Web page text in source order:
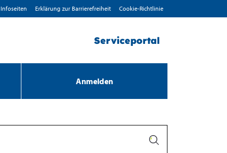
Infoseiten Erklärung zur Barrierefreiheit Cookie-Richtlinie
Serviceportal
Anmelden